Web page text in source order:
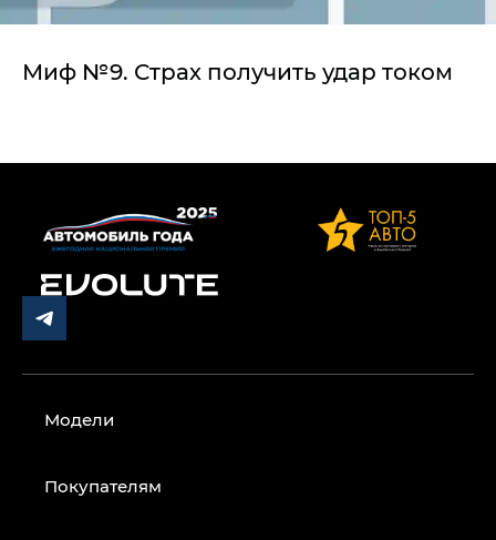
Миф №9. Страх получить удар током
Модели
Покупателям